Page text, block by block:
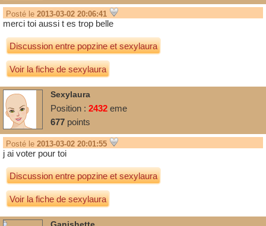
Posté le 2013-03-02 20:06:41
merci toi aussi t es trop belle
Discussion entrepopzineetsexylaura
Voir la fiche de sexylaura
Sexylaura
Position : 2432 eme
677 points
Posté le 2013-03-02 20:01:55
j ai voter pour toi
Discussion entrepopzineetsexylaura
Voir la fiche de sexylaura